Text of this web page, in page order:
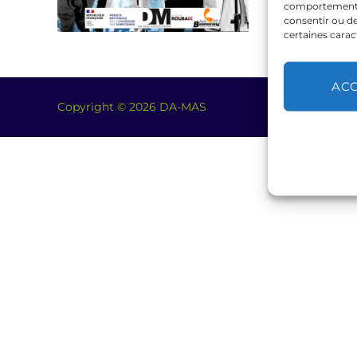
comportement
consentir ou
certaines
Copyright © 2026 DA-MAS